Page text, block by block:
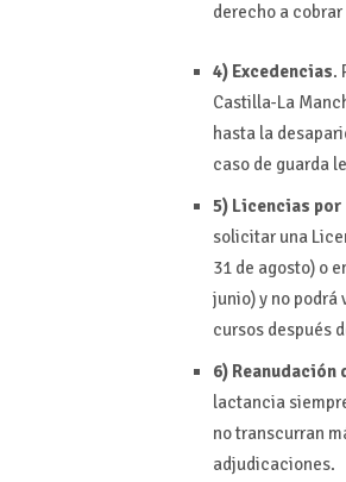
derecho a
4) Excedencias.
Castilla-La
hasta la
caso de guarda
5) Licencias
solicitar una
31 de agosto) o
junio) y no
cursos después
6) Reanudación
lactancia
no transcurran
adjudicaciones.